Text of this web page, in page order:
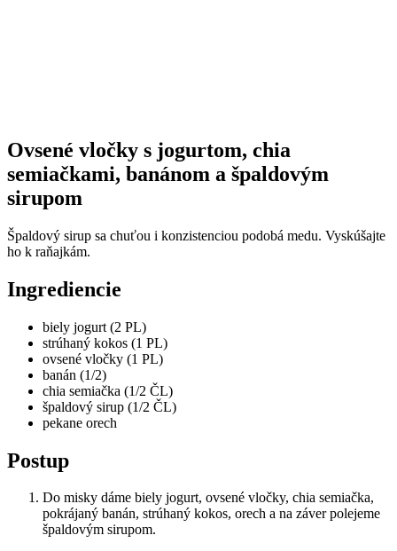
Ovsené vločky s jogurtom, chia
semiačkami, banánom a špaldovým
sirupom
Špaldový sirup sa chuťou i konzistenciou podobá medu. Vyskúšajte
ho k raňajkám.
Ingrediencie
biely jogurt (2 PL)
strúhaný kokos (1 PL)
ovsené vločky (1 PL)
banán (1/2)
chia semiačka (1/2 ČL)
špaldový sirup (1/2 ČL)
pekane orech
Postup
Do misky dáme biely jogurt, ovsené vločky, chia semiačka,
pokrájaný banán, strúhaný kokos, orech a na záver polejeme
špaldovým sirupom.